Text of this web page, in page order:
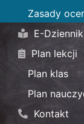
Zasady
E-
Plan lekcji
Plan klas
Plan
Kontakt